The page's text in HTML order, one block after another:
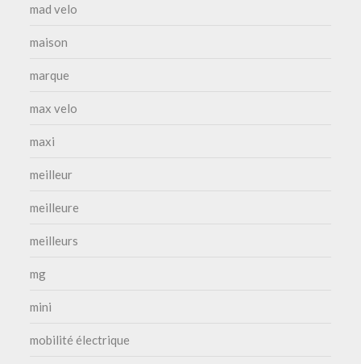
mad velo
maison
marque
max velo
maxi
meilleur
meilleure
meilleurs
mg
mini
mobilité électrique